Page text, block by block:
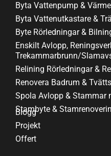
Byta Vattenpump &
Byta Vattenutkastare &
Byte Rörledningar &
Enskilt Avlopp,
Trekammarbrunn/
Relining Rörledningar &
Renovera Badrum &
Spola Avlopp & Stammar
Stambyte &
Blogg
Projekt
Offert